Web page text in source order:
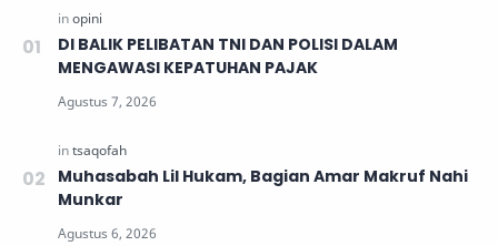
DI BALIK PELIBATAN TNI DAN POLISI DALAM
MENGAWASI KEPATUHAN PAJAK
Muhasabah Lil Hukam, Bagian Amar Makruf Nahi
Munkar